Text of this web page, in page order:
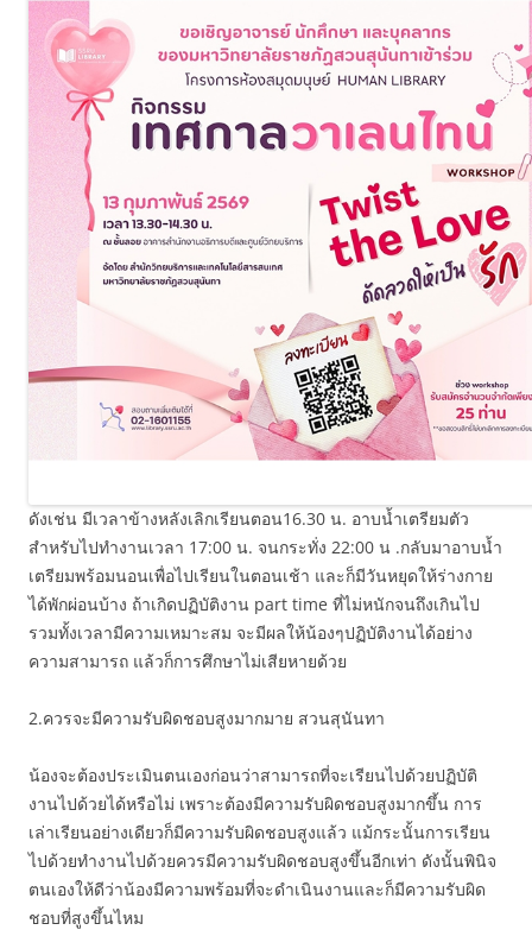
ดังเช่น มีเวลาข้างหลังเลิกเรียนตอน16.30 น. อาบน้ำเตรียมตัว
สำหรับไปทำงานเวลา 17:00 น. จนกระทั่ง 22:00 น .กลับมาอาบน้ำ
เตรียมพร้อมนอนเพื่อไปเรียนในตอนเช้า และก็มีวันหยุดให้ร่างกาย
ได้พักผ่อนบ้าง ถ้าเกิดปฏิบัติงาน part time ที่ไม่หนักจนถึงเกินไป
รวมทั้งเวลามีความเหมาะสม จะมีผลให้น้องๆปฏิบัติงานได้อย่าง
ความสามารถ แล้วก็การศึกษาไม่เสียหายด้วย
2.ควรจะมีความรับผิดชอบสูงมากมาย สวนสุนันทา
น้องจะต้องประเมินตนเองก่อนว่าสามารถที่จะเรียนไปด้วยปฏิบัติ
งานไปด้วยได้หรือไม่ เพราะต้องมีความรับผิดชอบสูงมากขึ้น การ
เล่าเรียนอย่างเดียวก็มีความรับผิดชอบสูงแล้ว แม้กระนั้นการเรียน
ไปด้วยทำงานไปด้วยควรมีความรับผิดชอบสูงขึ้นอีกเท่า ดังนั้นพินิจ
ตนเองให้ดีว่าน้องมีความพร้อมที่จะดำเนินงานและก็มีความรับผิด
ชอบที่สูงขึ้นไหม